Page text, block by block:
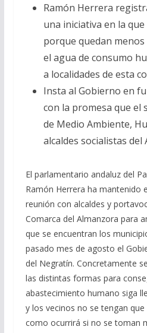
Ramón Herrera
una iniciativa en la que
porque quedan
el agua de consumo
a localidades de esta
Insta al Gobierno en
con la promesa que el
de Medio Ambiente,
alcaldes socialistas del
El parlamentario andaluz del
Ramón Herrera ha mantenido
reunión con alcaldes y
Comarca del Almanzora para
que se encuentran los
pasado mes de agosto el
del Negratín. Concretamente
las distintas formas para
abastecimiento humano siga
y los vecinos no se tengan
como ocurrirá si no se toman